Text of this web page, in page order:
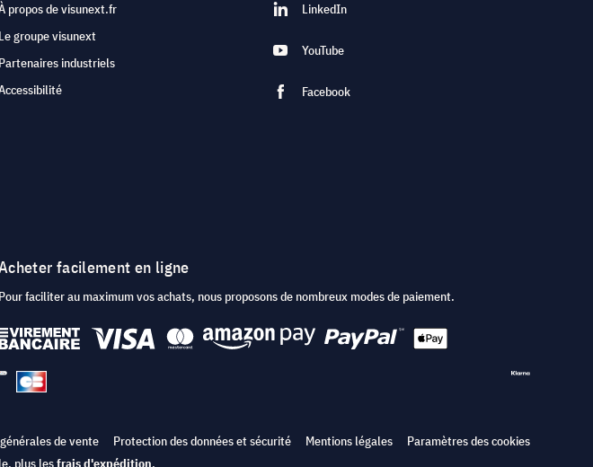
propos de visunext.fr
Le groupe visunext
Partenaires industriels
LinkedIn
YouTube
Facebook
facilement en ligne
Pour faciliter au maximum vos achats, nous proposons de nombreux modes de paiement.
de vente Protection des données et sécurité Mentions légales
Paramètres des cookies
plus lesfrais d'expédition.